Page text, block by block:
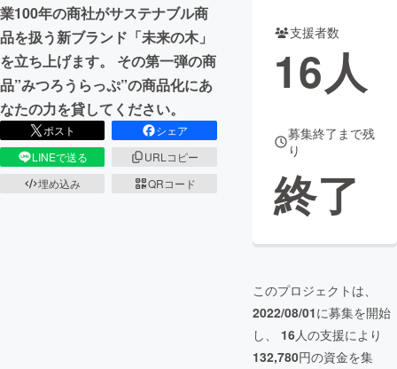
業100年の商社がサステナブル商
品を扱う新ブランド「未来の木」
を立ち上げます。 その第一弾の商
品”みつろうらっぷ”の商品化にあ
なたの力を貸してください。
ポスト
シェア
LINEで送る
URLコピー
埋め込み
QRコード
支援者数
16人
募集終了まで残
り
終了
このプロジェクトは、
2022/08/01に募集を開始
し、 16人の支援により
132,780円の資金を集